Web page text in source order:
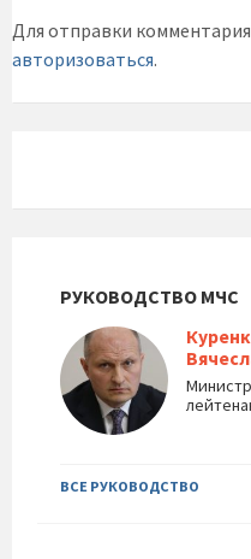
Для отправки
авторизоваться.
РУКОВОДСТВО МЧС
ВСЕ РУКОВОДСТВО